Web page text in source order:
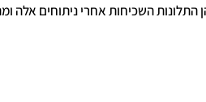
התלונות השכיחות אחרי ניתוחים אלה